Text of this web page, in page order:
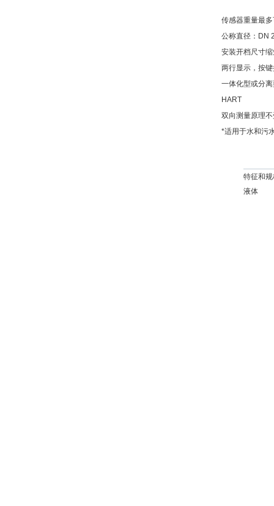
传感器重量最
公称直径：DN
安装开档尺寸
两行显示，按
一体化型或分
HART
双向测量原理
*适用于水和污
特征和
液体